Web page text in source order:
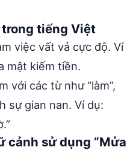
trong tiếng Việt
việc vất vả cực độ. Ví
mật kiếm tiền.
với các từ như “làm”,
sự gian nan. Ví dụ:
cảnh sử dụng “Mửa